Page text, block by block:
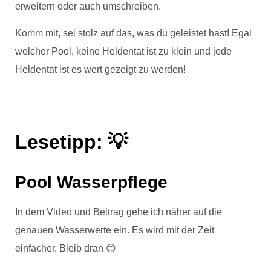
erweitern oder auch umschreiben.
Komm mit, sei stolz auf das, was du geleistet hast! Egal
welcher Pool, keine Heldentat ist zu klein und jede
Heldentat ist es wert gezeigt zu werden!
Lesetipp: 💡
Pool Wasserpflege
In dem Video und Beitrag gehe ich näher auf die
genauen Wasserwerte ein. Es wird mit der Zeit
einfacher. Bleib dran 😊